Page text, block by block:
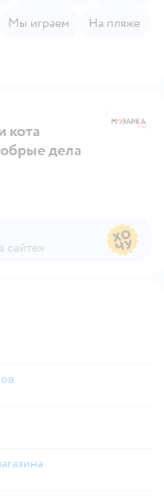
Мы играем
На пляже
дела
сайте»